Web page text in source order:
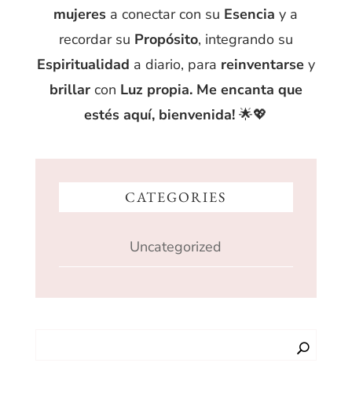
mujeres a conectar con su Esencia y a
recordar su Propósito, integrando su
Espiritualidad a diario, para reinventarsey
brillarcon Luz propia. Me encanta que
estés aquí, bienvenida! 🌟💖
CATEGORIES
Uncategorized